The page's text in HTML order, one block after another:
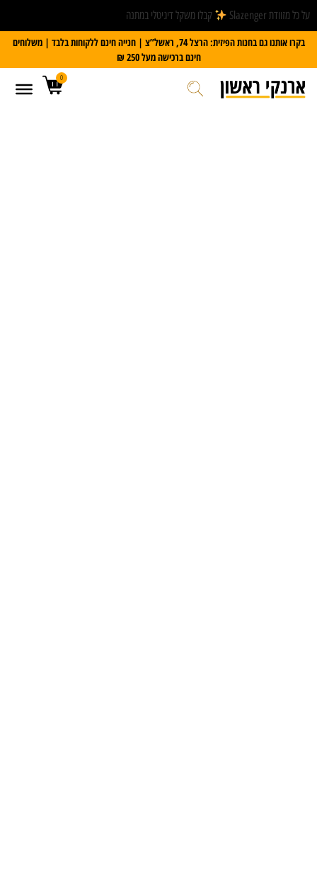
על כל מזוודת Slazenger
קבלו משקל דיגיטלי במתנה
בקרו אותנו גם בחנות הפיזית: הרצל 74, ראשל”צ | חנייה חינם ללקוחות בלבד | משלוחים
חינם ברכישה מעל 250 ₪
0